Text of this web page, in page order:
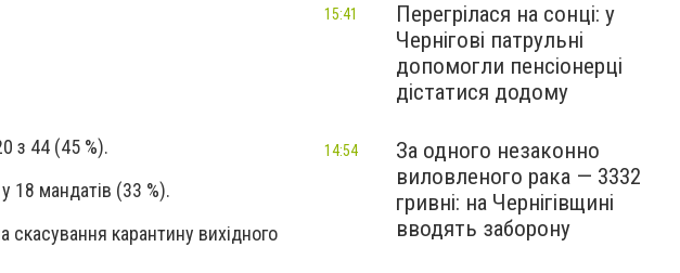
з 44 (45 %).
18 мандатів (33 %).
карантину вихідного
Перегрілася на сонці: у
Чернігові патрульні
допомогли пенсіонерці
дістатися додому
15:41
За одного незаконно
виловленого рака — 3332
гривні: на Чернігівщині
вводять заборону
14:54